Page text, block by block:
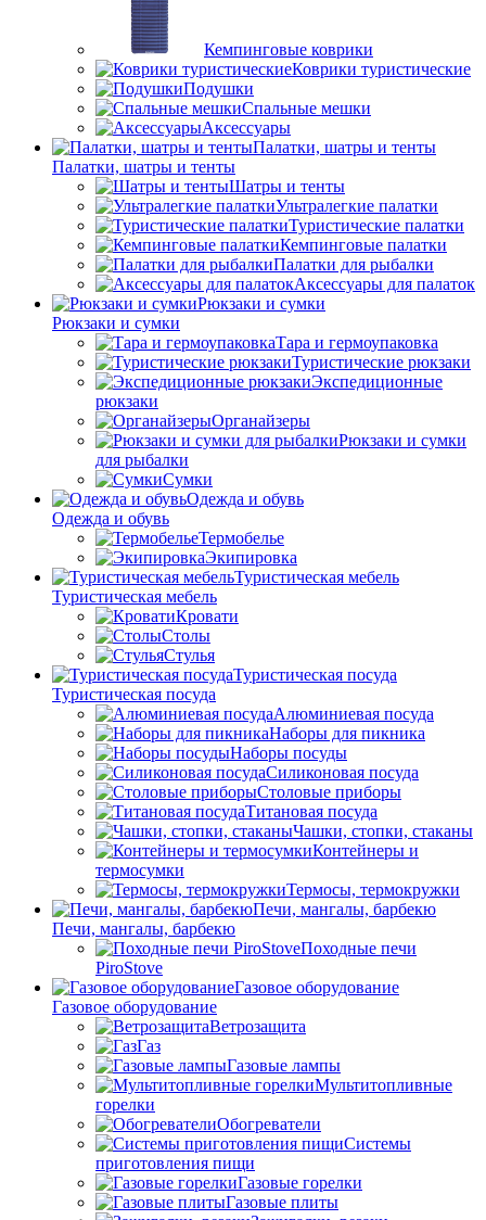
Кемпинговые коврики
Коврики туристические
Подушки
Спальные мешки
Аксессуары
Палатки, шатры и тенты
Палатки, шатры и тенты
Шатры и тенты
Ультралегкие палатки
Туристические палатки
Кемпинговые палатки
Палатки для рыбалки
Аксессуары для палаток
Рюкзаки и сумки
Рюкзаки и сумки
Тара и гермоупаковка
Туристические рюкзаки
Экспедиционные
рюкзаки
Органайзеры
Рюкзаки и сумки
для рыбалки
Сумки
Одежда и обувь
Одежда и обувь
Термобелье
Экипировка
Туристическая мебель
Туристическая мебель
Кровати
Столы
Стулья
Туристическая посуда
Туристическая посуда
Алюминиевая посуда
Наборы для пикника
Наборы посуды
Силиконовая посуда
Столовые приборы
Титановая посуда
Чашки, стопки, стаканы
Контейнеры и
термосумки
Термосы, термокружки
Печи, мангалы, барбекю
Печи, мангалы, барбекю
Походные печи
PiroStove
Газовое оборудование
Газовое оборудование
Ветрозащита
Газ
Газовые лампы
Мультитопливные
горелки
Обогреватели
Системы
приготовления пищи
Газовые горелки
Газовые плиты